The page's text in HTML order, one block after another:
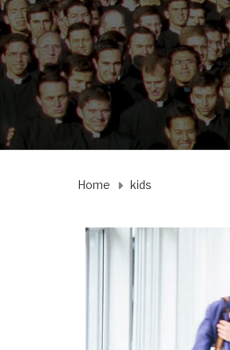
Home kids